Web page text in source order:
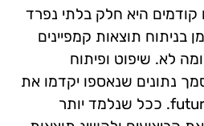
היא חלק בלתי נפרד
בניתוח תוצאות קמפיינים
לא. שיפוט ופיתוח
נתונים שנאספו יקדמו את
הצלחת הקמפיינים ה futuras. ככל שנלמד יותר